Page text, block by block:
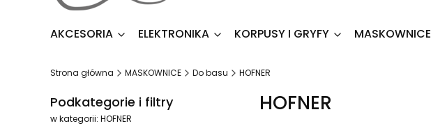
AKCESORIA ELEKTRONIKA KORPUSY I GRYFY MASKOWNICE
Strona główna MASKOWNICE Do basu HOFNER
Podkategorie i filtry
w kategorii: HOFNER
HOFNER